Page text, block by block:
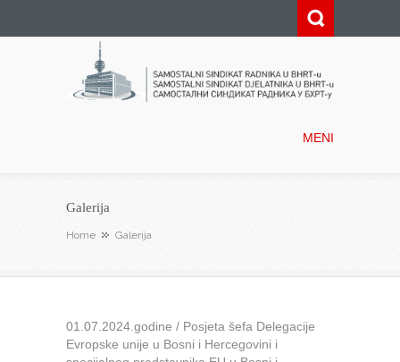
MENI
Galerija
Home Galerija
01.07.2024.godine / Posjeta šefa Delegacije
Evropske unije u Bosni i Hercegovini i